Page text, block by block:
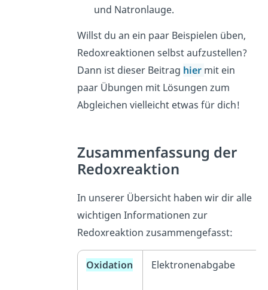
und Natronlauge.
Willst du an ein paar Beispielen üben,
Redoxreaktionen selbst aufzustellen?
Dann ist dieser Beitrag hier mit ein
paar Übungen mit Lösungen zum
Abgleichen vielleicht etwas für dich!
Zusammenfassung der
Redoxreaktion
In unserer Übersicht haben wir dir alle
wichtigen Informationen zur
Redoxreaktion zusammengefasst:
Oxidation Elektronenabgabe